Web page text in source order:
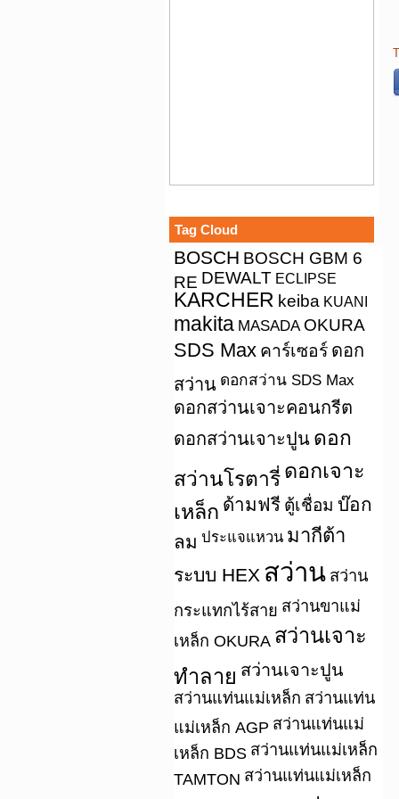
Tag Cloud
BOSCH BOSCH GBM 6
RE DEWALT ECLIPSE
KARCHER keiba KUANI
makita MASADA OKURA
SDS Max คาร์เซอร์ ดอก
สว่าน ดอกสว่าน SDS Max
ดอกสว่านเจาะคอนกรีต
ดอกสว่านเจาะปูน ดอก
สว่านโรตารี่ ดอกเจาะ
เหล็ก ด้ามฟรี ตู้เชื่อม บ๊อก
ลม ประแจแหวน มากีต้า
ระบบ HEX สว่าน สว่าน
กระแทกไร้สาย สว่านขาแม่
เหล็ก OKURA สว่านเจาะ
ทำลาย สว่านเจาะปูน
สว่านแท่นแม่เหล็ก สว่านแท่น
แม่เหล็ก AGP สว่านแท่นแม่
เหล็ก BDS สว่านแท่นแม่เหล็ก
TAMTON สว่านแท่นแม่เหล็ก